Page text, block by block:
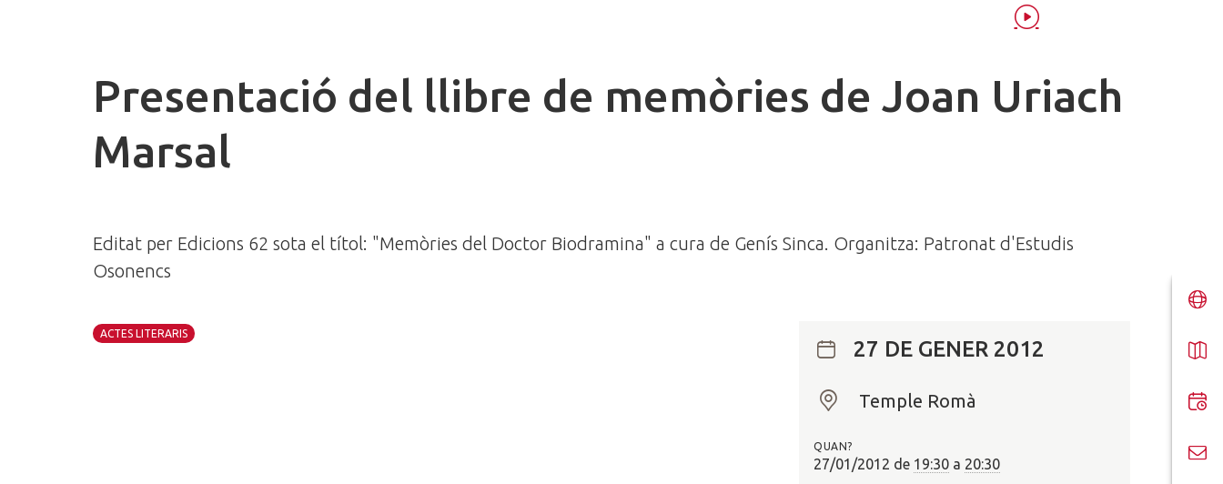
Presentació del llibre de memòries de Joan Uriach
Marsal
Editat per Edicions 62 sota el títol: "Memòries del Doctor Biodramina" a cura de Genís Sinca. Organitza: Patronat d'Estudis
Osonencs
ACTES LITERARIS
27 DE GENER 2012
O
?
Temple Romà
QUAN?
27/01/2012 de 19:30 a 20:30